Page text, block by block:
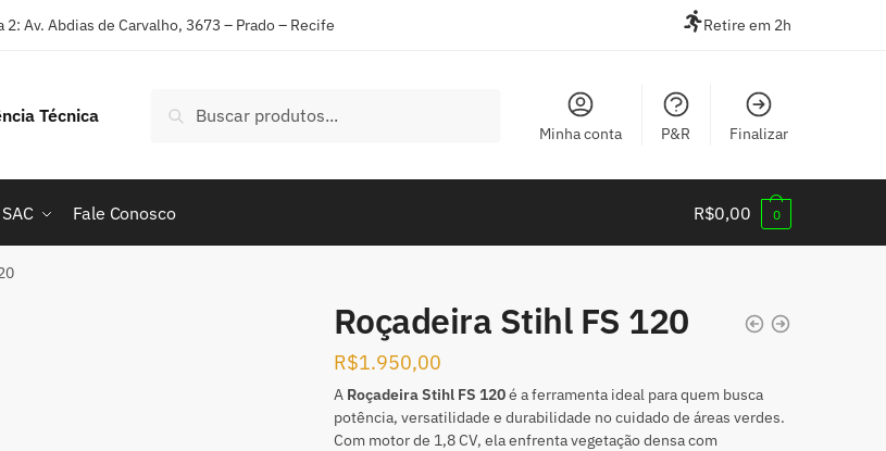
2: Av. Abdias de Carvalho, 3673 – Prado – Recife Retire em 2h
Pesquisar
Minha conta P&R Finalizar
SAC Fale Conosco R$0,00 0
Roçadeira Stihl FS 120
R$1.950,00
A Roçadeira Stihl FS 120é a ferramenta ideal para quem busca
potência, versatilidade e durabilidade no cuidado de áreas verdes.
Com motor de 1,8 CV, ela enfrenta vegetação densa com